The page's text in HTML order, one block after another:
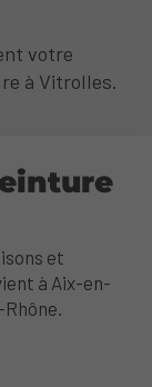
votre
à Vitrolles.
et
à Aix-en-